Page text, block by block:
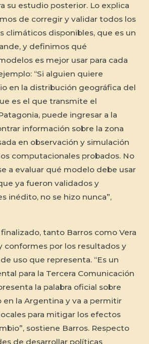
su estudio posterior. Lo explica
de corregir y validar todos los
climáticos disponibles, que es un
y definimos qué
es mejor usar para cada
“Si alguien quiere
en la distribución geográfica del
es el que transmite el
puede ingresar a la
información sobre la zona
en observación y simulación
computacionales probados. No
a evaluar qué modelo debe usar
ya fueron validados y
inédito, no se hizo nunca”,
tanto Barros como Vera
conformes por los resultados y
uso que representa. “Es un
para la Tercera Comunicación
la palabra oficial sobre
la Argentina y va a permitir
para mitigar los efectos
sostiene Barros. Respecto
de desarrollar políticas